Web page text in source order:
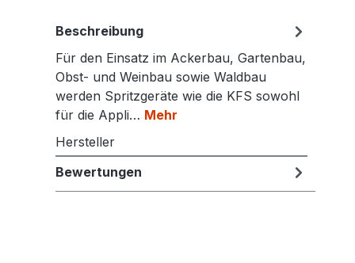
Beschreibung
Für den Einsatz im Ackerbau, Gartenbau,
Obst- und Weinbau sowie Waldbau
werden Spritzgeräte wie die KFS sowohl
für die Appli… Mehr
Hersteller
Bewertungen